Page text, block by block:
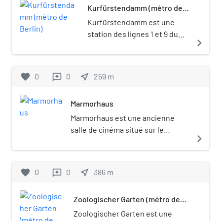
célèbre pour avoir été un lieu de
rencontre des artistes au tournant du
Kurfürstendamm (métro de
Kurfürstendamm est une
station des lignes 1 et 9 du
le quartier de
navigate_next
favorite 0 reviews 0 near_me 259 m
Marmorhaus
Marmorhaus est une ancienne
salle de cinéma situé sur le
l’église du Souvenir à Berlin.
navigate_next
favorite 0 reviews 0 near_me 386 m
Zoologischer Garten (métro de
Zoologischer Garten est une